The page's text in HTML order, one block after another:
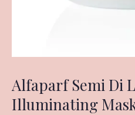
Alfaparf Semi Di
Illuminating